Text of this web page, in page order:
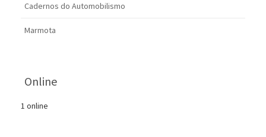
Cadernos do Automobilismo
Marmota
Online
1 online